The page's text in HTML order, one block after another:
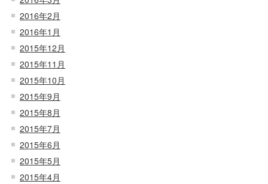
2016年2月
2016年1月
2015年12月
2015年11月
2015年10月
2015年9月
2015年8月
2015年7月
2015年6月
2015年5月
2015年4月